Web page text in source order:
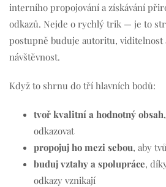
interního propojování a získávání
odkazů. Nejde o rychlý trik — je to
postupně buduje autoritu, viditelnost
návštěvnost.
Když to shrnu do tří hlavních bodů:
tvoř kvalitní a hodnotný obsah
odkazovat
propojuj ho mezi sebou, aby
buduj vztahy a spolupráce,
odkazy vznikají